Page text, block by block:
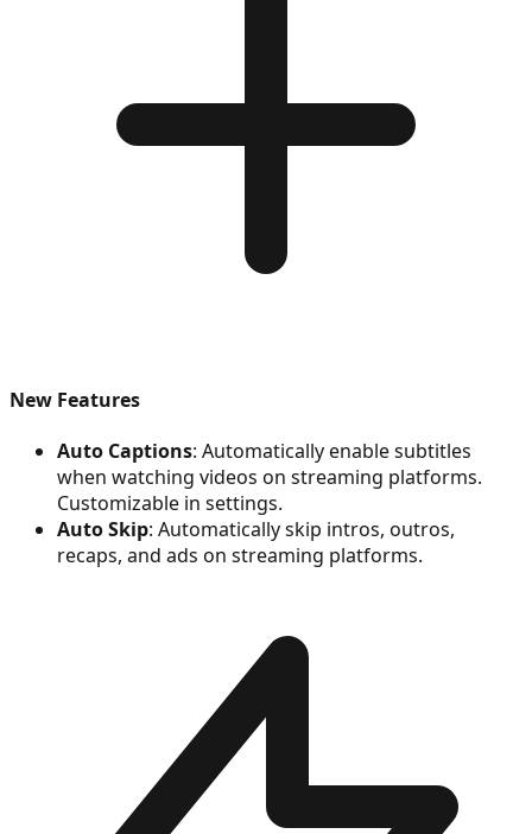
New Features
Auto Captions: Automatically enable subtitles
when watching videos on streaming platforms.
Customizable in settings.
Auto Skip: Automatically skip intros, outros,
recaps, and ads on streaming platforms.